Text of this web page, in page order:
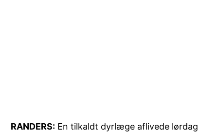
RANDERS: En tilkaldt dyrlæge aflivede lørdag